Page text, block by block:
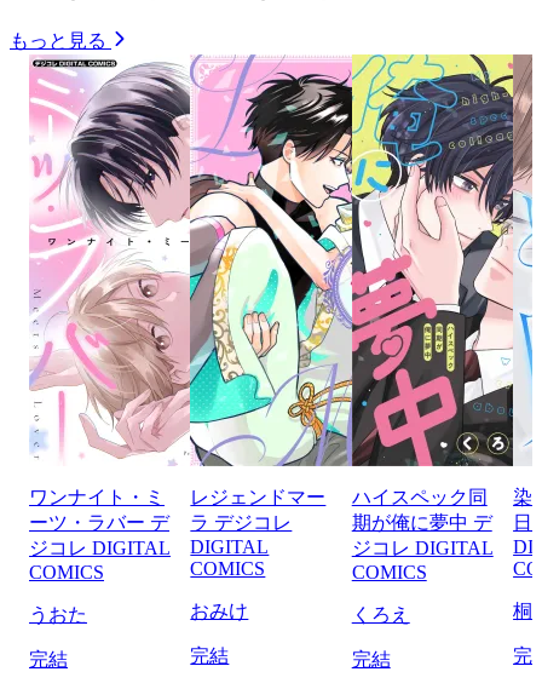
もっと見る
ワンナイト・ミ
ーツ・ラバー デ
ジコレ DIGITAL
COMICS
うおた
完結
レジェンドマー
ラ デジコレ
DIGITAL
COMICS
おみけ
完結
ハイスペック同
期が俺に夢中 デ
ジコレ DIGITAL
COMICS
くろえ
完結
染
日
桐
完